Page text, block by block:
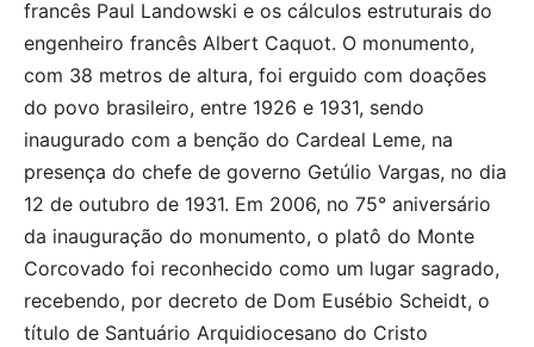
francês Paul Landowski e os cálculos estruturais do
engenheiro francês Albert Caquot. O monumento,
com 38 metros de altura, foi erguido com doações
do povo brasileiro, entre 1926 e 1931, sendo
inaugurado com a benção do Cardeal Leme, na
presença do chefe de governo Getúlio Vargas, no dia
12 de outubro de 1931. Em 2006, no 75° aniversário
da inauguração do monumento, o platô do Monte
Corcovado foi reconhecido como um lugar sagrado,
recebendo, por decreto de Dom Eusébio Scheidt, o
título de Santuário Arquidiocesano do Cristo